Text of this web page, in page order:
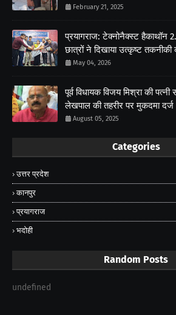
February 21, 2025
प्रयागराज: टेक्नोनैक्स्ट हैकाथॉन
छात्रों ने दिखाया उत्कृष्ट
May 04, 2026
पूर्व विधायक विजय मिश्रा की पत्नी
लेखपाल की तहरीर पर मुकदमा दर्ज
August 05, 2025
Categories
उत्तर प्रदेश
कानपुर
प्रयागराज
भदोही
Random Posts
undefined